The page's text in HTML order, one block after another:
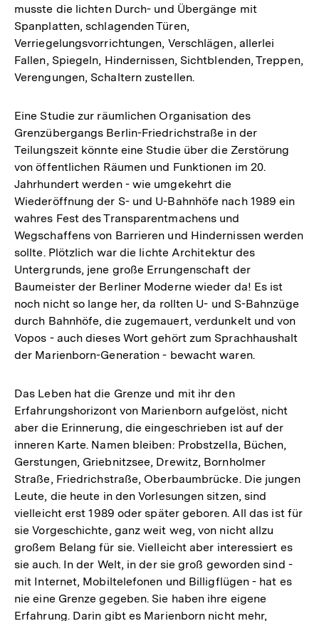
musste die lichten Durch- und Übergänge mit
Spanplatten, schlagenden Türen,
Verriegelungsvorrichtungen, Verschlägen, allerlei
Fallen, Spiegeln, Hindernissen, Sichtblenden, Treppen,
Verengungen, Schaltern zustellen.
Eine Studie zur räumlichen Organisation des
Grenzübergangs Berlin-Friedrichstraße in der
Teilungszeit könnte eine Studie über die Zerstörung
von öffentlichen Räumen und Funktionen im 20.
Jahrhundert werden - wie umgekehrt die
Wiederöffnung der S- und U-Bahnhöfe nach 1989 ein
wahres Fest des Transparentmachens und
Wegschaffens von Barrieren und Hindernissen werden
sollte. Plötzlich war die lichte Architektur des
Untergrunds, jene große Errungenschaft der
Baumeister der Berliner Moderne wieder da! Es ist
noch nicht so lange her, da rollten U- und S-Bahnzüge
durch Bahnhöfe, die zugemauert, verdunkelt und von
Vopos - auch dieses Wort gehört zum Sprachhaushalt
der Marienborn-Generation - bewacht waren.
Das Leben hat die Grenze und mit ihr den
Erfahrungshorizont von Marienborn aufgelöst, nicht
aber die Erinnerung, die eingeschrieben ist auf der
inneren Karte. Namen bleiben: Probstzella, Büchen,
Gerstungen, Griebnitzsee, Drewitz, Bornholmer
Straße, Friedrichstraße, Oberbaumbrücke. Die jungen
Leute, die heute in den Vorlesungen sitzen, sind
vielleicht erst 1989 oder später geboren. All das ist für
sie Vorgeschichte, ganz weit weg, von nicht allzu
großem Belang für sie. Vielleicht aber interessiert es
sie auch. In der Welt, in der sie groß geworden sind -
mit Internet, Mobiltelefonen und Billigflügen - hat es
nie eine Grenze gegeben. Sie haben ihre eigene
Erfahrung. Darin gibt es Marienborn nicht mehr,